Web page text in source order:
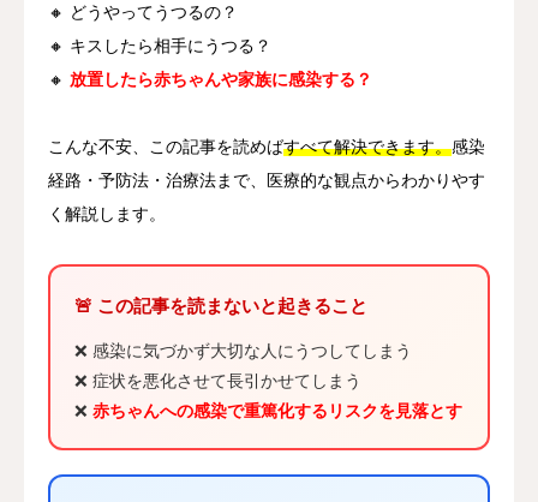
🔸 どうやってうつるの？
🔸 キスしたら相手にうつる？
🔸 放置したら赤ちゃんや家族に感染する？
こんな不安、この記事を読めばすべて解決できます。感染
経路・予防法・治療法まで、医療的な観点からわかりやす
く解説します。
🚨 この記事を読まないと起きること
❌ 感染に気づかず大切な人にうつしてしまう
❌ 症状を悪化させて長引かせてしまう
❌ 赤ちゃんへの感染で重篤化するリスクを見落とす